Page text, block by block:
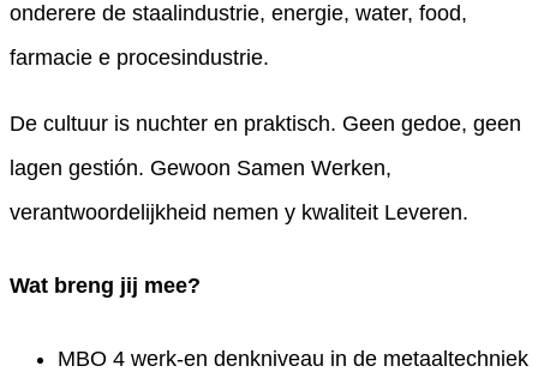
onderere de staalindustrie, energie, water, food,
farmacie e procesindustrie.
De cultuur is nuchter en praktisch. Geen gedoe, geen
lagen gestión. Gewoon Samen Werken,
verantwoordelijkheid nemen y kwaliteit Leveren.
Wat breng jij mee?
MBO 4 werk-en denkniveau in de metaaltechniek